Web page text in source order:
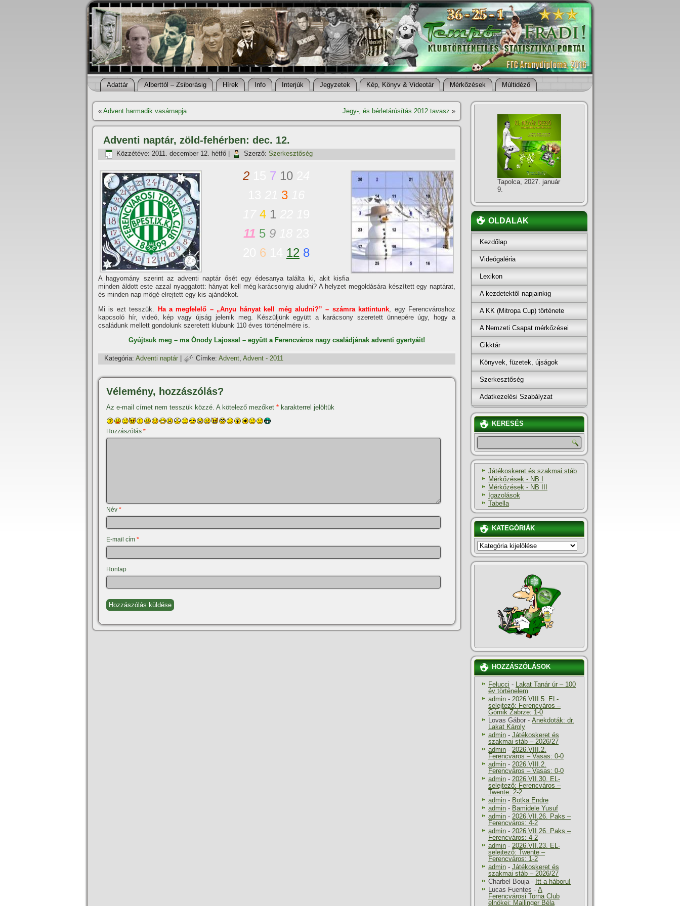
Adattár Alberttól – Zsiborásig Hí­rek Info Interjúk Jegyzetek Kép, Könyv & Videotár Mérkőzések Múltidéző
« Advent harmadik vasárnapja Jegy-, és bérletárúsí­tás 2012 tavasz »
Adventi naptár, zöld-fehérben: dec. 12.
Közzétéve: 2011. december 12. hétfő Szerző: Szerkesztőség
2 7 10
3
4 1
11 5 9
6 12 8
A hagyomány szerint az adventi naptár ősét egy édesanya találta ki, akit kisfia
minden áldott este azzal nyaggatott: hányat kell még karácsonyig aludni? A helyzet megoldására készí­tett egy naptárat,
és minden nap mögé elrejtett egy kis ajándékot.
Mi is ezt tesszük. Ha a megfelelő – „Anyu hányat kell még aludni?” – számra kattintunk, egy Ferencvároshoz
kapcsoló hí­r, videó, kép vagy újság jelenik meg. Készüljünk együtt a karácsony szeretett ünnepére úgy, hogy a
családunk mellett gondolunk szeretett klubunk 110 éves történelmére is.
Gyújtsuk meg – ma Ónody Lajossal – együtt a Ferencváros nagy családjának adventi gyertyáit!
Kategória: Adventi naptár Címke: Advent, Advent - 2011
Vélemény, hozzászólás?
Az e-mail címet nem tesszük közzé. A kötelező mezőket * karakterrel jelöltük
Hozzászólás *
Név *
E-mail cím *
Honlap
Tapolca, 2027. január
9.
OLDALAK
Kezdőlap
Videógaléria
Lexikon
A kezdetektől napjainkig
A KK (Mitropa Cup) története
A Nemzeti Csapat mérkőzései
Cikktár
Könyvek, füzetek, újságok
Szerkesztőség
Adatkezelési Szabályzat
KERESÉS
Játékoskeret és szakmai stáb
Mérkőzések - NB I
Mérkőzések - NB III
Igazolások
Tabella
KATEGÓRIÁK
KATEGÓRIÁK
HOZZÁSZÓLÁSOK
Felucci - Lakat Tanár úr – 100
év történelem
admin - 2026.VIII.5. EL-
selejtező: Ferencváros –
Górnik Zabrze: 1-0
Lovas Gábor - Anekdoták: dr.
Lakat Károly
admin - Játékoskeret és
szakmai stáb – 2026/27
admin - 2026.VIII.2.
Ferencváros – Vasas: 0-0
admin - 2026.VIII.2.
Ferencváros – Vasas: 0-0
admin - 2026.VII.30. EL-
selejtező: Ferencváros –
Twente: 2-2
admin - Botka Endre
admin - Bamidele Yusuf
admin - 2026.VII.26. Paks –
Ferencváros: 4-2
admin - 2026.VII.26. Paks –
Ferencváros: 4-2
admin - 2026.VII.23. EL-
selejtező: Twente –
Ferencváros: 1-2
admin - Játékoskeret és
szakmai stáb – 2026/27
Charbel Bouja- Itt a háboru!
Lucas Fuentes - A
Ferencvárosi Torna Club
elnökei: Mailinger Béla